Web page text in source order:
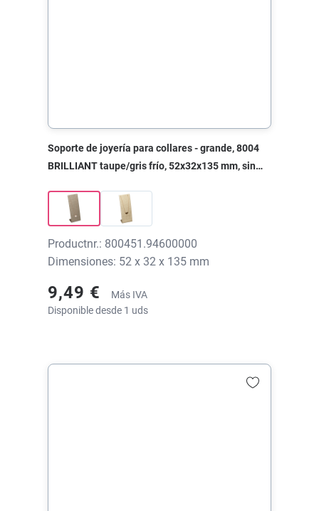
Soporte de joyería para collares - grande, 8004
BRILLIANT taupe/gris frío, 52x32x135 mm, sin
Productnr.: 800451.94600000
Dimensiones: 52 x 32 x 135 mm
9,49 €
Más IVA
Disponible desde 1 uds